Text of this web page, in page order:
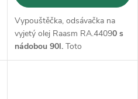
Vypouštěčka, odsávačka na
vyjetý olej Raasm RA.44090 s
nádobou 90l. Toto
kombinované zařízení